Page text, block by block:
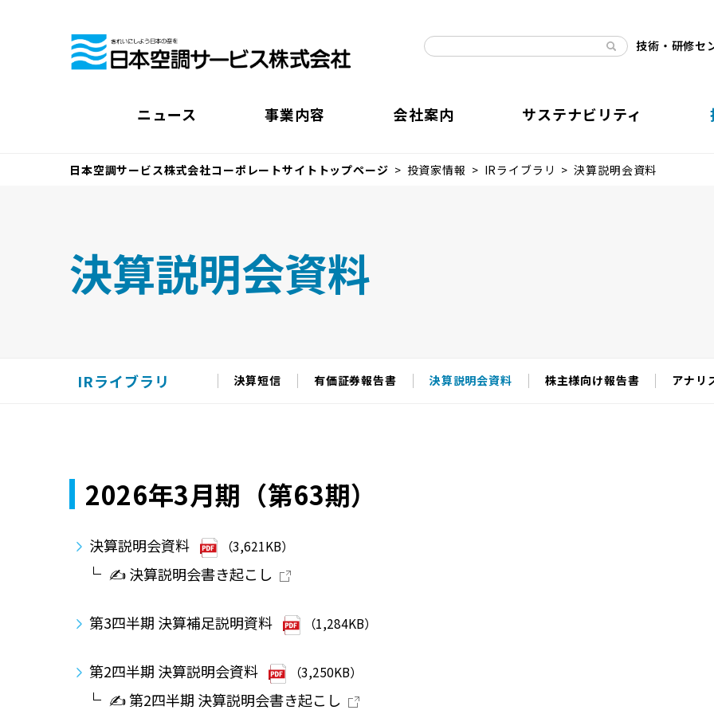
技術・研修セ
ニュース 事業内容 会社案内 サステナビリティ
日本空調サービス株式会社コーポレートサイトトップページ 投資家情報 IRライブラリ 決算説明会資料
決算説明会資料
IRライブラリ 決算短信 有価証券報告書 決算説明会資料 株主様向け報告書 アナリ
2026年3月期（第63期）
決算説明会資料 （3,621KB）
✍ 決算説明会書き起こし
第3四半期 決算補足説明資料 （1,284KB）
第2四半期 決算説明会資料 （3,250KB）
✍ 第2四半期 決算説明会書き起こし